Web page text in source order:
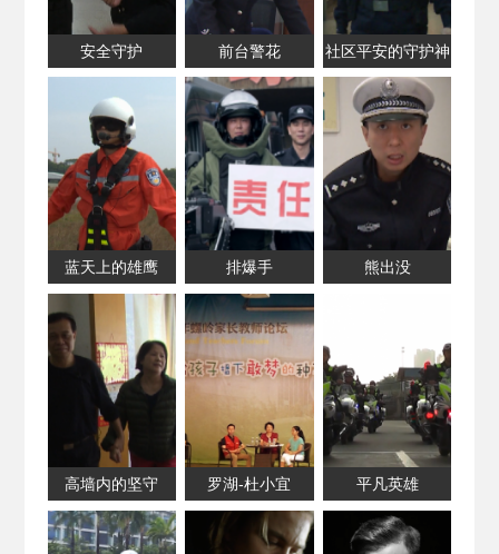
安全守护 前台警花 社区平安的守护神
蓝天上的雄鹰 排爆手 熊出没
高墙内的坚守 罗湖-杜小宜 平凡英雄